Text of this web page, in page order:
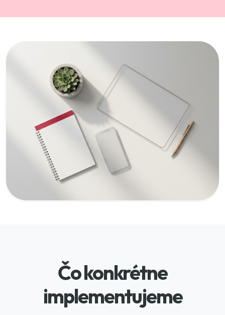
Čo konkrétne
implementujeme